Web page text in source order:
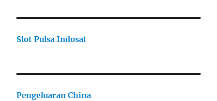
Slot Pulsa Indosat
Pengeluaran China